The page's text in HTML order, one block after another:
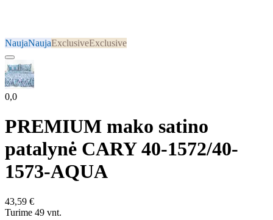
NaujaNaujaExclusiveExclusive
0,0
PREMIUM mako satino
patalynė CARY 40-1572/40-
1573-AQUA
43,59 €
Turime 49 vnt.